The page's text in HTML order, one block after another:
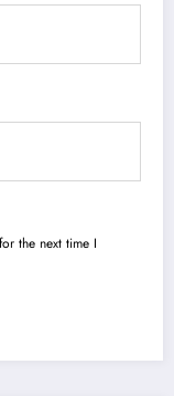
the next time I